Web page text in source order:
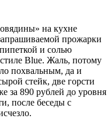
на кухне
прожарки
и солью
Blue. Жаль, потому
похвальным, да и
стейк, две горсти
за 890 рублей до уровня
после беседы с